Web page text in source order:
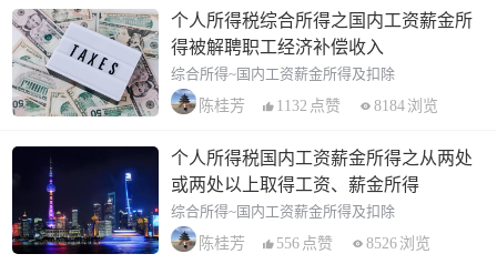
个人所得税综合所得之国内工资薪金所
得被解聘职工经济补偿收入
综合所得~国内工资薪金所得及扣除
陈桂芳
1132 点赞 8184 浏览
个人所得税国内工资薪金所得之从两处
或两处以上取得工资、薪金所得
综合所得~国内工资薪金所得及扣除
陈桂芳
556 点赞 8526 浏览